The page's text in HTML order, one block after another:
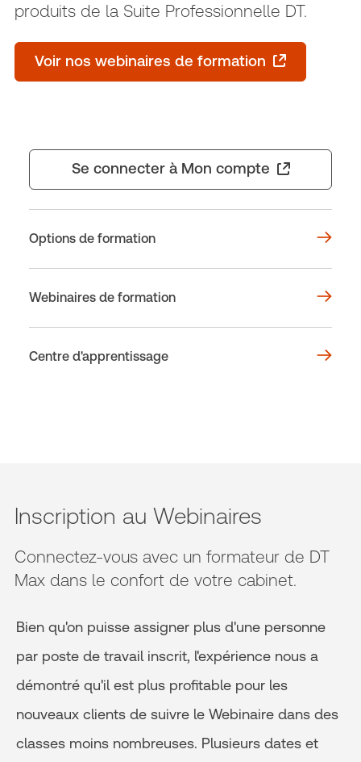
produits de la Suite Professionnelle DT.
Voir nos webinaires de formation
Se connecter à Mon compte
Options de formation
Webinaires de formation
Centre d'apprentissage
Inscription au Webinaires
Connectez-vous avec un formateur de DT
Max dans le confort de votre cabinet.
Bien qu'on puisse assigner plus d'une personne
par poste de travail inscrit, l'expérience nous a
démontré qu'il est plus profitable pour les
nouveaux clients de suivre le Webinaire dans des
classes moins nombreuses. Plusieurs dates et